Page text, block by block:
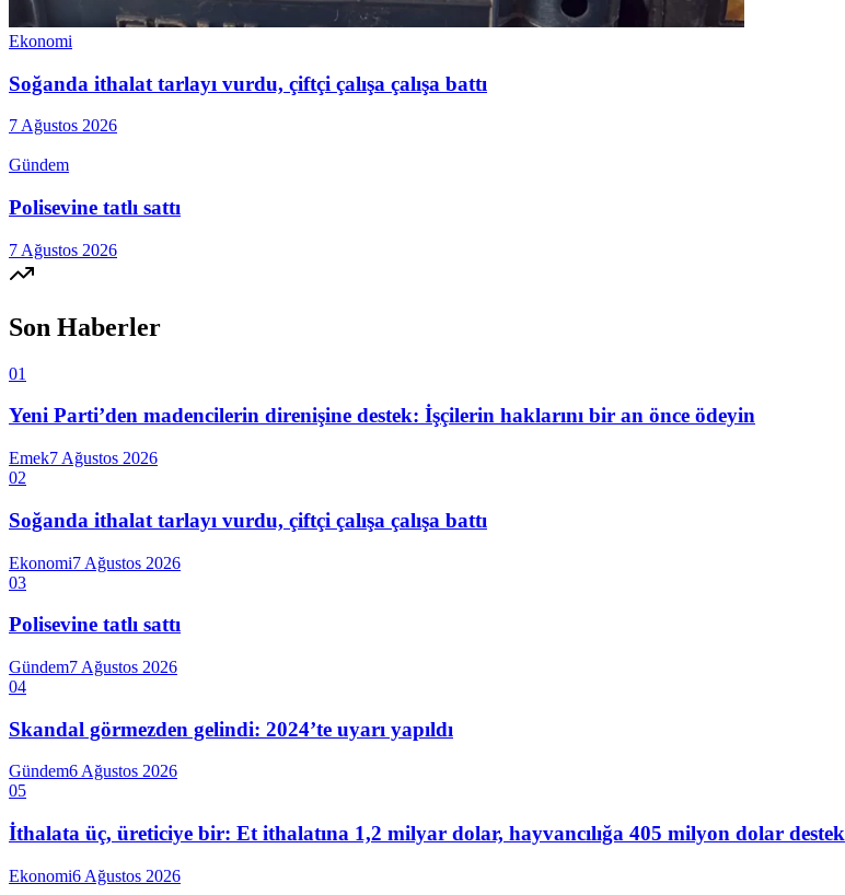
Ekonomi
Soğanda ithalat tarlayı vurdu, çiftçi çalışa çalışa battı
7 Ağustos 2026
Gündem
Polisevine tatlı sattı
7 Ağustos 2026
Son Haberler
01
Yeni Parti’den madencilerin direnişine destek: İşçilerin haklarını bir an önce ödeyin
Emek7 Ağustos 2026
02
Soğanda ithalat tarlayı vurdu, çiftçi çalışa çalışa battı
Ekonomi7 Ağustos 2026
03
Polisevine tatlı sattı
Gündem7 Ağustos 2026
04
Skandal görmezden gelindi: 2024’te uyarı yapıldı
Gündem6 Ağustos 2026
05
İthalata üç, üreticiye bir: Et ithalatına 1,2 milyar dolar, hayvancılığa 405 milyon dolar destek
Ekonomi6 Ağustos 2026